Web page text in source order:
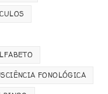
FONOLÓGICA